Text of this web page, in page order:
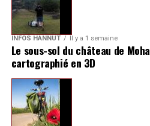
INFOS HANNUT Il y a 1 semaine
Le sous-sol du château de Moha
cartographié en 3D